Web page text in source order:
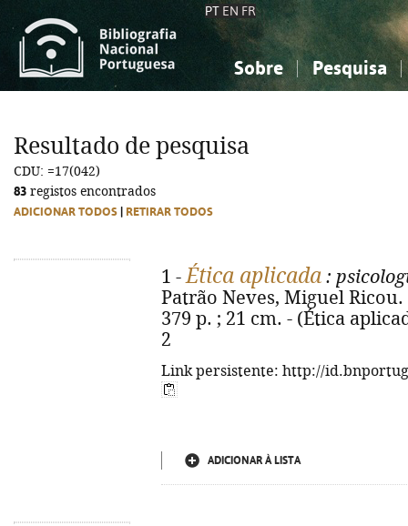
PT EN FR
Sobre Pesquisa
Ciências sociais...
Ciências sociais...
Resultado de pesquisa
CDU: =17(042)
83 registos encontrados
ADICIONAR TODOS RETIRAR TODOS
1 -Ética aplicada :
Patrão Neves, Miguel Ricou.
379 p. ; 21 cm. - (Ética
2
Link persistente: http://
ADICIONAR À LISTA